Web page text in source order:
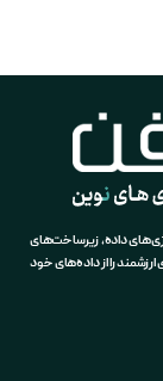
داده، زیرساخت‌های
را از داده‌های خود